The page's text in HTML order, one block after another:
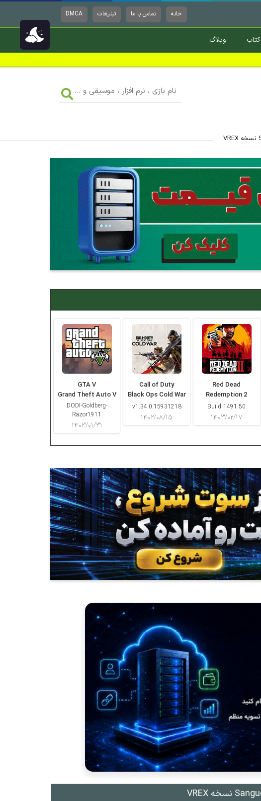
خانه تماس با ما تبلیغات DMCA
کتاب وبلاگ
بازی
،
GTA V
Grand Theft Auto V
DODI-Goldberg-
Razor1911
۱۴۰۳/۰۱/۳۱
Call of Duty
Black Ops Cold War
v1.34.0.15931218
۱۴۰۲/۰۸/۱۵
Red Dead
Redemption 2
Build 1491.50
۱۴۰۳/۰۲/۱۷